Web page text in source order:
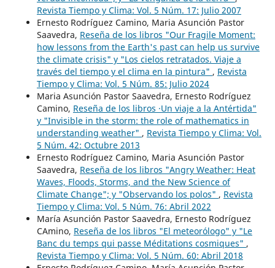
Revista Tiempo y Clima: Vol. 5 Núm. 17: Julio 2007
Ernesto Rodríguez Camino, Maria Asunción Pastor
Saavedra, Reseña de los libros "Our Fragile Moment:
how lessons from the Earth's past can help us survive
the climate crisis" y "Los cielos retratados. Viaje a
través del tiempo y el clima en la pintura" , Revista
Tiempo y Clima: Vol. 5 Núm. 85: Julio 2024
Maria Asunción Pastor Saavedra, Ernesto Rodríguez
Camino, Reseña de los libros ·Un viaje a la Antértida"
y "Invisible in the storm: the role of mathematics in
understanding weather" , Revista Tiempo y Clima: Vol.
5 Núm. 42: Octubre 2013
Ernesto Rodríguez Camino, Maria Asunción Pastor
Saavedra, Reseña de los libros "Angry Weather: Heat
Waves, Floods, Storms, and the New Science of
Climate Change"; y "Observando los polos" , Revista
Tiempo y Clima: Vol. 5 Núm. 76: Abril 2022
María Asunción Pastor Saavedra, Ernesto Rodríguez
CAmino, Reseña de los libros "El meteorólogo" y "Le
Banc du temps qui passe Méditations cosmiques" ,
Revista Tiempo y Clima: Vol. 5 Núm. 60: Abril 2018